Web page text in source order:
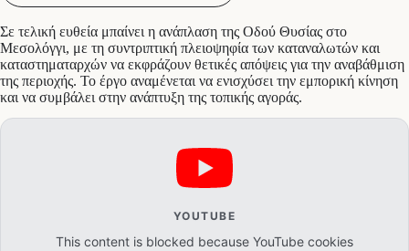
Σε τελική ευθεία μπαίνει η ανάπλαση της Οδού Θυσίας στο
Μεσολόγγι, με τη συντριπτική πλειοψηφία των καταναλωτών και
καταστηματαρχών να εκφράζουν θετικές απόψεις για την αναβάθμιση
της περιοχής. Το έργο αναμένεται να ενισχύσει την εμπορική κίνηση
και να συμβάλει στην ανάπτυξη της τοπικής αγοράς.
YOUTUBE
This content is blocked because YouTube cookies